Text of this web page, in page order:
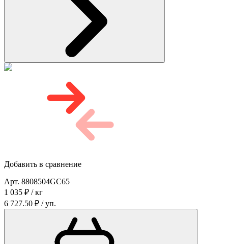
Добавить в сравнение
Арт. 8808504GC65
1 035 ₽ / кг
6 727.50 ₽ / уп.